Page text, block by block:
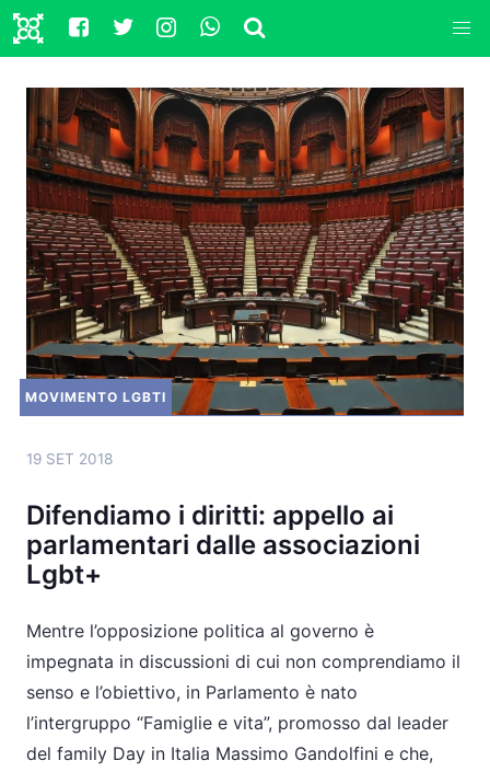
MOVIMENTO LGBTI
19 SET 2018
Difendiamo i diritti: appello ai
parlamentari dalle associazioni
Lgbt+
Mentre l’opposizione politica al governo è
impegnata in discussioni di cui non comprendiamo il
senso e l’obiettivo, in Parlamento è nato
l’intergruppo “Famiglie e vita”, promosso dal leader
del family Day in Italia Massimo Gandolfini e che,